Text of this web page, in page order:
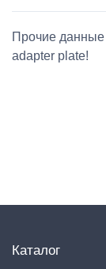
Прочие данные
adapter plate!
Каталог